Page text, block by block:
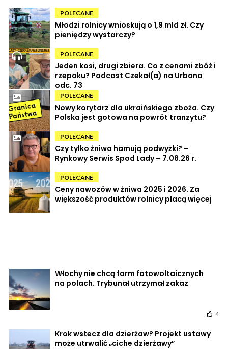
POLECANE
Młodzi rolnicy wnioskują o 1,9 mld zł. Czy
pieniędzy wystarczy?
POLECANE
Jeden kosi, drugi zbiera. Co z cenami zbóż i
rzepaku? Podcast Czekał(a) na Urbana
odc. 73
POLECANE
Nowy korytarz dla ukraińskiego zboża. Czy
Polska jest gotowa na powrót tranzytu?
POLECANE
Czy tylko żniwa hamują podwyżki? –
Rynkowy Serwis Spod Lady – 7.08.26 r.
POLECANE
Ceny nawozów w żniwa 2025 i 2026. Za
większość produktów rolnicy płacą więcej
Włochy nie chcą farm fotowoltaicznych
na polach. Trybunał utrzymał zakaz
4
Krok wstecz dla dzierżaw? Projekt ustawy
może utrwalić „ciche dzierżawy”